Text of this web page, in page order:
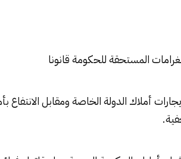
المستحقة للحكومة قانونا
أملاك الدولة الخاصة ومقابل